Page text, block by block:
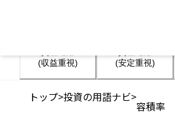
(収益重視)
(安定重視)
トップ>投資の用語ナビ>
容積率